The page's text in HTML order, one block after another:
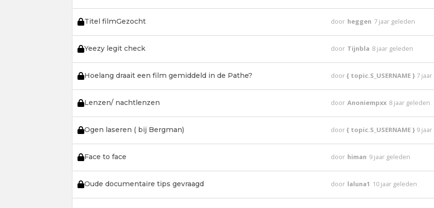
Titel filmGezocht door heggen 7 jaar geleden
Yeezy legit check door Tijnbla 8 jaar geleden
Hoelang draait een film gemiddeld in de Pathe? door{ topic.S_USERNAME } 7
Lenzen/ nachtlenzen door Anoniempxx 8 jaar geleden
Ogen laseren ( bij Bergman) door{ topic.S_USERNAME } 9
Face to face door himan 9 jaar geleden
Oude documentaire tips gevraagd door laluna1 10 jaar geleden